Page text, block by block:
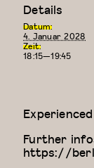
Further
https://
Details
Datum:
4. Januar 2028
Zeit:
18:15—19:45